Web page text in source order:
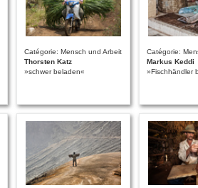
Catégorie: Mensch und Arbeit
Thorsten Katz
»schwer beladen«
Catégorie:
Markus Keddi
»Fischhändler